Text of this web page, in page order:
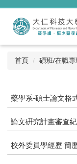
跳
內
首頁 碩班/在職
藥學系-碩士論文格
論文硏究計畫審查
校外委員學經歷 簡